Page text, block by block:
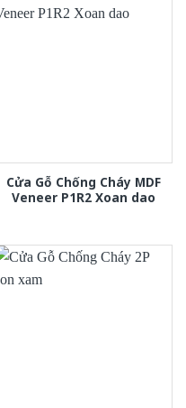
Cửa Gỗ Chống Cháy MDF
Veneer P1R2 Xoan dao